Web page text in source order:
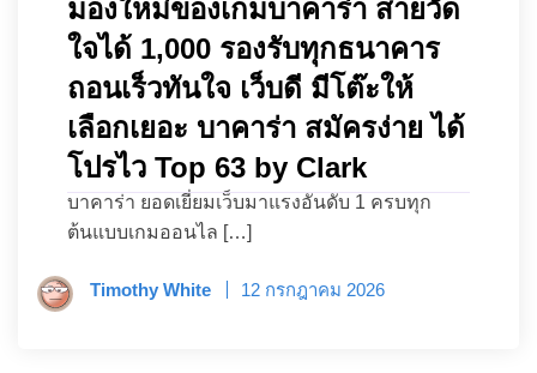
มองใหม่ของเกมบาคาร่า สายวัด
ใจได้ 1,000 รองรับทุกธนาคาร
ถอนเร็วทันใจ เว็บดี มีโต๊ะให้
เลือกเยอะ บาคาร่า สมัครง่าย ได้
โปรไว Top 63 by Clark
บาคาร่า ยอดเยี่ยมเว็บมาแรงอันดับ 1 ครบทุก
ต้นแบบเกมออนไล […]
Timothy White 12 กรกฎาคม 2026